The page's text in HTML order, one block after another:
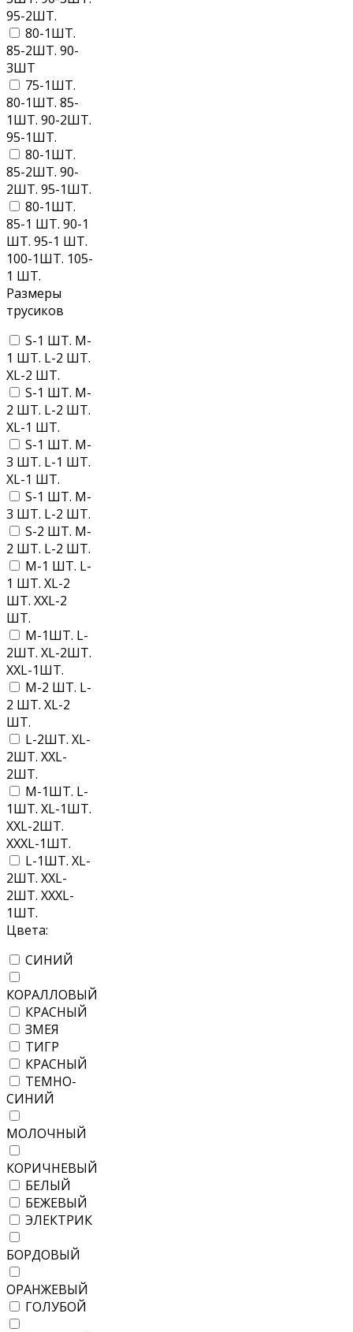
95-2ШТ.
80-1ШТ.
85-2ШТ. 90-
3ШТ
75-1ШТ.
80-1ШТ. 85-
1ШТ. 90-2ШТ.
95-1ШТ.
80-1ШТ.
85-2ШТ. 90-
2ШТ. 95-1ШТ.
80-1ШТ.
85-1 ШТ. 90-1
ШТ. 95-1 ШТ.
100-1ШТ. 105-
1 ШТ.
Размеры
трусиков
S-1 ШТ. M-
1 ШТ. L-2 ШТ.
XL-2 ШТ.
S-1 ШТ. M-
2 ШТ. L-2 ШТ.
XL-1 ШТ.
S-1 ШТ. M-
3 ШТ. L-1 ШТ.
XL-1 ШТ.
S-1 ШТ. M-
3 ШТ. L-2 ШТ.
S-2 ШТ. M-
2 ШТ. L-2 ШТ.
M-1 ШТ. L-
1 ШТ. XL-2
ШТ. XXL-2
ШТ.
M-1ШТ. L-
2ШТ. XL-2ШТ.
XXL-1ШТ.
M-2 ШТ. L-
2 ШТ. XL-2
ШТ.
L-2ШТ. XL-
2ШТ. XXL-
2ШТ.
M-1ШТ. L-
1ШТ. XL-1ШТ.
XXL-2ШТ.
XXXL-1ШТ.
L-1ШТ. XL-
2ШТ. XXL-
2ШТ. XXXL-
1ШТ.
Цвета:
СИНИЙ
КОРАЛЛОВЫЙ
КРАСНЫЙ
ЗМЕЯ
ТИГР
КРАСНЫЙ
ТЕМНО-
СИНИЙ
МОЛОЧНЫЙ
КОРИЧНЕВЫЙ
БЕЛЫЙ
БЕЖЕВЫЙ
ЭЛЕКТРИК
БОРДОВЫЙ
ОРАНЖЕВЫЙ
ГОЛУБОЙ